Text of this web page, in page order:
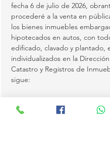
fecha 6 de julio de 2026,
procederé a la venta en
los bienes inmuebles
hipotecados en autos, con
edificado, clavado y plantado,
individualizados en la
Catastro y Registros de
sigue:
Katueté, con Padrón n.°